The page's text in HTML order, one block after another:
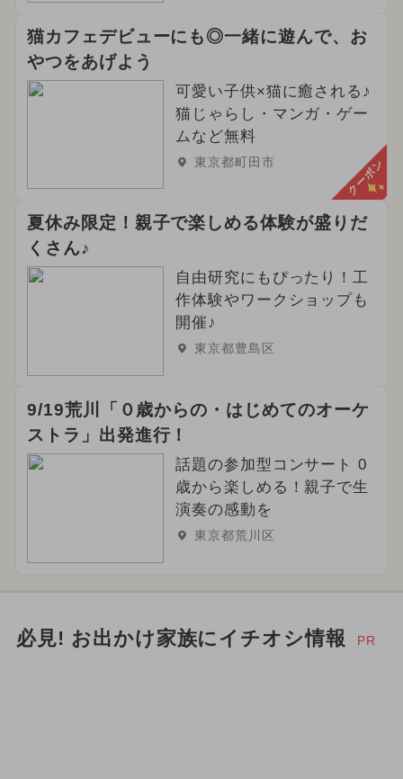
猫カフェデビューにも◎一緒に遊んで、お
やつをあげよう
可愛い子供×猫に癒される♪
猫じゃらし・マンガ・ゲー
ムなど無料
東京都町田市 クーポン
夏休み限定！親子で楽しめる体験が盛りだ
くさん♪
自由研究にもぴったり！工
作体験やワークショップも
開催♪
東京都豊島区
9/19荒川「０歳からの・はじめてのオーケ
ストラ」出発進行！
話題の参加型コンサート 0
歳から楽しめる！親子で生
演奏の感動を
東京都荒川区
必見! お出かけ家族にイチオシ情報 PR